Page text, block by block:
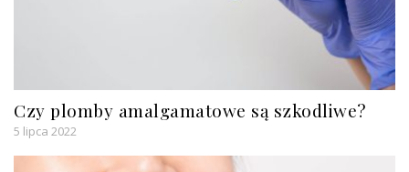
Czy plomby amalgamatowe są szkodliwe?
5 lipca 2022